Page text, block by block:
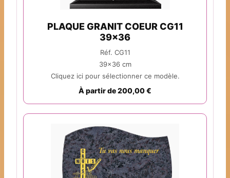
PLAQUE GRANIT COEUR CG11
39x36
Réf. CG11
39x36 cm
Cliquez ici pour sélectionner ce modèle.
À partir de 200,00 €